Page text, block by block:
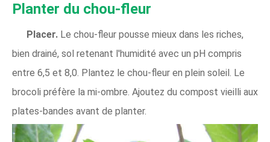
Planter du chou-fleur
Placer. Le chou-fleur pousse mieux dans les riches,
bien drainé, sol retenant l'humidité avec un pH compris
entre 6,5 et 8,0. Plantez le chou-fleur en plein soleil. Le
brocoli préfère la mi-ombre. Ajoutez du compost vieilli aux
plates-bandes avant de planter.